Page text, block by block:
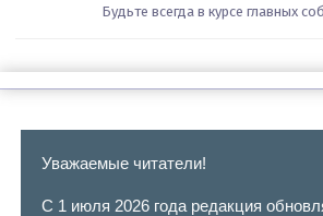
Будьте всегда в курсе главных
Уважаемые читатели!
С 1 июля 2026 года редакция